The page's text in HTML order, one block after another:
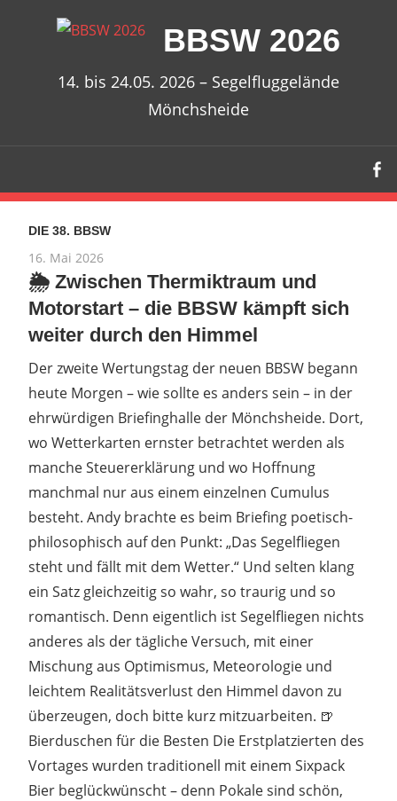
BBSW 2026
14. bis 24.05. 2026 – Segelfluggelände
Mönchsheide
DIE 38. BBSW
16. Mai 2026
🌦️ Zwischen Thermiktraum und
Motorstart – die BBSW kämpft sich
weiter durch den Himmel
Der zweite Wertungstag der neuen BBSW begann
heute Morgen – wie sollte es anders sein – in der
ehrwürdigen Briefinghalle der Mönchsheide. Dort,
wo Wetterkarten ernster betrachtet werden als
manche Steuererklärung und wo Hoffnung
manchmal nur aus einem einzelnen Cumulus
besteht. Andy brachte es beim Briefing poetisch-
philosophisch auf den Punkt: „Das Segelfliegen
steht und fällt mit dem Wetter.“ Und selten klang
ein Satz gleichzeitig so wahr, so traurig und so
romantisch. Denn eigentlich ist Segelfliegen nichts
anderes als der tägliche Versuch, mit einer
Mischung aus Optimismus, Meteorologie und
leichtem Realitätsverlust den Himmel davon zu
überzeugen, doch bitte kurz mitzuarbeiten. 🍺
Bierduschen für die Besten Die Erstplatzierten des
Vortages wurden traditionell mit einem Sixpack
Bier beglückwünscht – denn Pokale sind schön,